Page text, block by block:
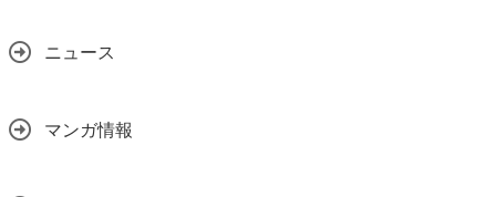
ニュース
マンガ情報